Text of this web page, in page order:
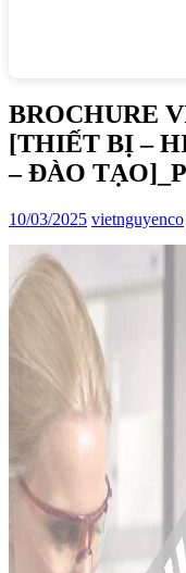
BROCHURE
[THIẾT BỊ –
– ĐÀO TẠO]_P
10/03/2025 vietnguyenco